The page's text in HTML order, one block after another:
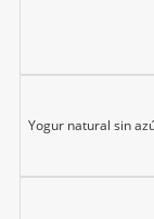
Yogur natural sin